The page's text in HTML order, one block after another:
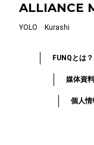
ALLIANCE
YOLO Kurashi
FUNQとは？
媒体資料
個人